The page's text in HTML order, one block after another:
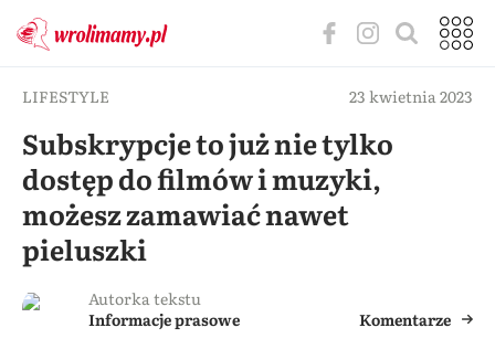
LIFESTYLE 23 kwietnia 2023
Subskrypcje to już nie tylko
dostęp do filmów i muzyki,
możesz zamawiać nawet
pieluszki
Autorka tekstu
Informacje prasowe
Komentarze